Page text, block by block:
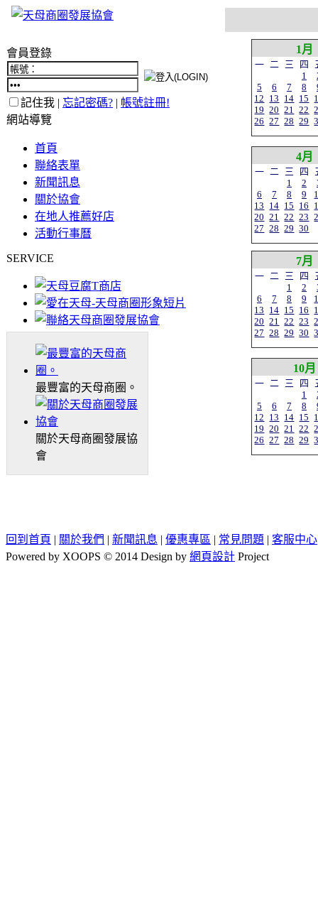
會員登錄
記住我 | 忘記密碼? | 帳號註冊!
網站導覽
首頁
聯絡表單
新聞訊息
關於協會
在地人推薦好店
活動行事曆
SERVICE
最豐富的天母商圈。
關於天母商圈發展協
會
1月
一 二 三 四
1
5
6 7 8
12 13 14 15
19 20 21 22
26 27 28 29
4月
一 二 三 四
1
2
6
7 8 9
13 14 15 16
20 21 22 23
27 28 29 30
7月
一 二 三 四
1
2
6
7 8 9
13 14 15 16
20 21 22 23
27 28 29 30
10月
一 二 三 四
1
5
6 7 8
12 13 14 15
19 20 21 22
26 27 28 29
回到首頁 | 關於我們 | 新聞訊息 | 優惠專區 | 常見問題 | 客服中心
Powered by XOOPS © 2014 Design by 網頁設計 Project